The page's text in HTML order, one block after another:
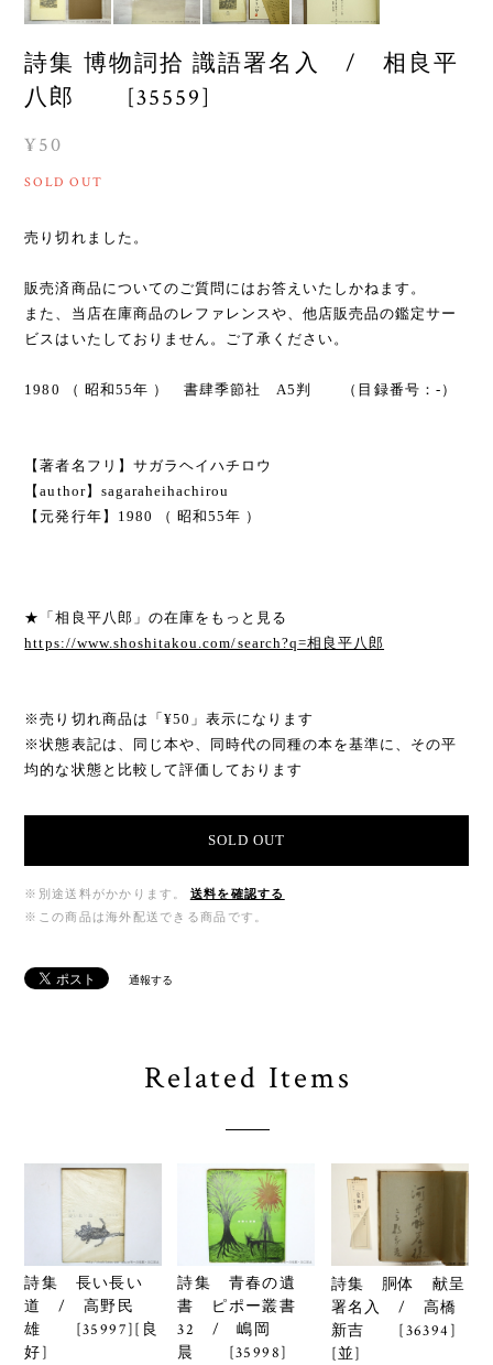
詩集 博物詞拾 識語署名入 / 相良平
八郎 [35559]
¥50
SOLD OUT
売り切れました。
販売済商品についてのご質問にはお答えいたしかねます。
また、当店在庫商品のレファレンスや、他店販売品の鑑定サー
ビスはいたしておりません。ご了承ください。
1980 （ 昭和55年 ） 書肆季節社 A5判 （目録番号：-）
【著者名フリ】サガラヘイハチロウ
【author】sagaraheihachirou
【元発行年】1980 （ 昭和55年 ）
★「相良平八郎」の在庫をもっと見る
https://www.shoshitakou.com/search?q=相良平八郎
※売り切れ商品は「¥50」表示になります
※状態表記は、同じ本や、同時代の同種の本を基準に、その平
均的な状態と比較して評価しております
SOLD OUT
※別途送料がかかります。
送料を確認する
※この商品は海外配送できる商品です。
通報する
Related Items
詩集 長い長い
道 / 高野民
雄 [35997][良
好]
詩集 青春の遺
書 ピポー叢書
32 / 嶋岡
晨 [35998]
詩集 胴体 献呈
署名入 / 高橋
新吉 [36394]
[並]